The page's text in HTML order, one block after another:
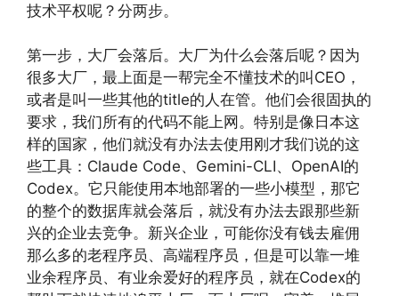
技术平权呢？分两步。
第一步，大厂会落后。大厂为什么会落后呢？因为
很多大厂，最上面是一帮完全不懂技术的叫CEO，
或者是叫一些其他的title的人在管。他们会很固执的
要求，我们所有的代码不能上网。特别是像日本这
样的国家，他们就没有办法去使用刚才我们说的这
些工具：Claude Code、Gemini-CLI、OpenAI的
Codex。它只能使用本地部署的一些小模型，那它
的整个的数据库就会落后，就没有办法去跟那些新
兴的企业去竞争。新兴企业，可能你没有钱去雇佣
那么多的老程序员、高端程序员，但是可以靠一堆
业余程序员、有业余爱好的程序员，就在Codex的